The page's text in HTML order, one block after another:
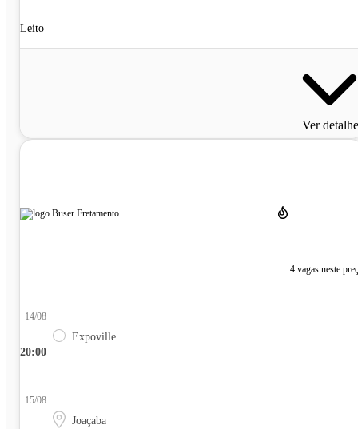
Leito
Ver
4 vagas neste
20:00
14/08
Expoville
15/08
Joaçaba